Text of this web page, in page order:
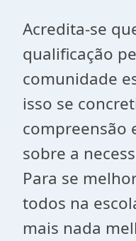
Acredita-se
qualificação
comunidade
isso se
compreensão
sobre a
Para se
todos na
mais nada